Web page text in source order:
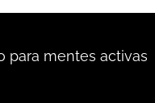
para mentes activas